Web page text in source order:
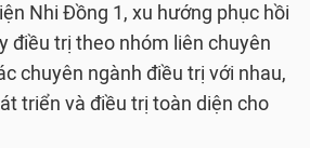
Nhi Đồng 1, xu hướng phục hồi
điều trị theo nhóm liên chuyên
chuyên ngành điều trị với nhau,
triển và điều trị toàn diện cho